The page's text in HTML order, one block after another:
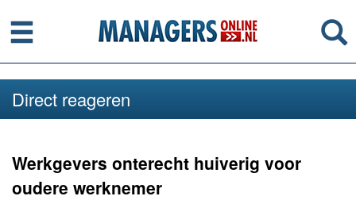
Menu
Direct reageren
Werkgevers onterecht huiverig voor
oudere werknemer